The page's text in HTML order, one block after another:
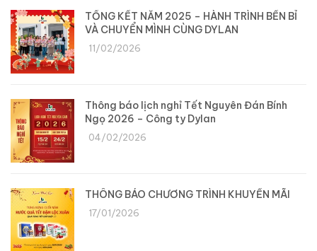
TỔNG KẾT NĂM 2025 – HÀNH TRÌNH BỀN BỈ
VÀ CHUYỂN MÌNH CÙNG DYLAN
11/02/2026
Thông báo lịch nghỉ Tết Nguyên Đán Bính
Ngọ 2026 – Công ty Dylan
04/02/2026
THÔNG BÁO CHƯƠNG TRÌNH KHUYẾN MÃI
17/01/2026